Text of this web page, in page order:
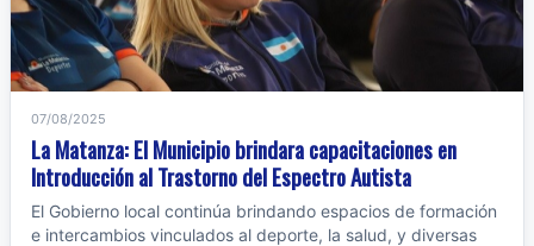
07/08/2025
La Matanza: El Municipio brindara capacitaciones en
Introducción al Trastorno del Espectro Autista
El Gobierno local continúa brindando espacios de formación
e intercambios vinculados al deporte, la salud, y diversas